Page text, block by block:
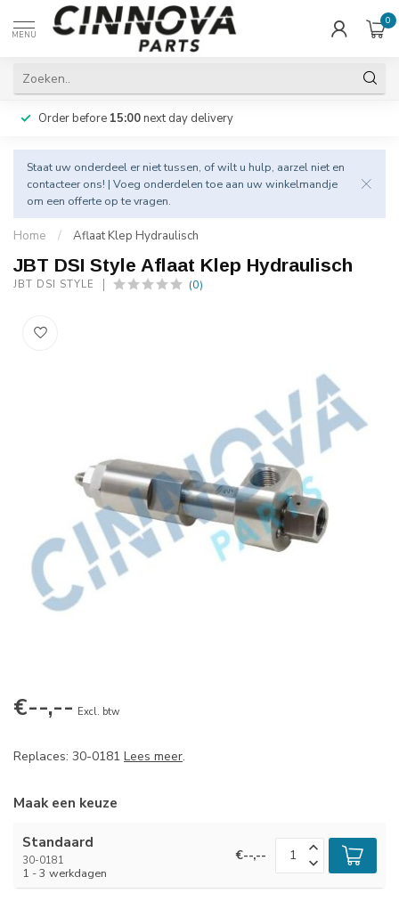
MENU
0
Order before 15:00next day delivery
Staat uw onderdeel er niet tussen, of wilt u hulp, aarzel niet en
contacteer ons! | Voeg onderdelen toe aan uw winkelmandje
om een offerte op te vragen.
Home / Aflaat Klep Hydraulisch
JBT DSI Style Aflaat Klep Hydraulisch
JBT DSI STYLE (0)
€--,-- Excl. btw
Replaces: 30-0181 Lees meer.
Maak een keuze
Standaard
30-0181
1 - 3 werkdagen
€--,--